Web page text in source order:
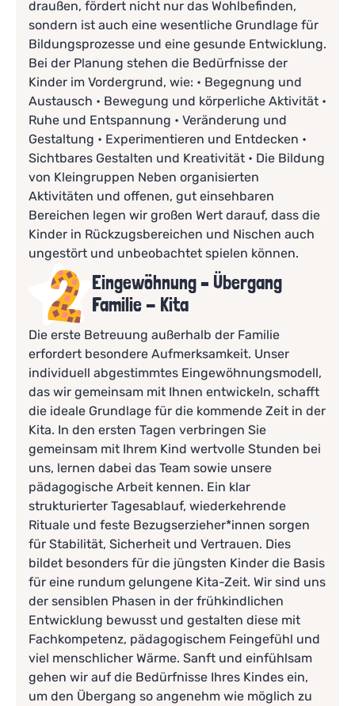
draußen, fördert nicht nur das Wohlbefinden,
sondern ist auch eine wesentliche Grundlage für
Bildungsprozesse und eine gesunde Entwicklung.
Bei der Planung stehen die Bedürfnisse der
Kinder im Vordergrund, wie: • Begegnung und
Austausch • Bewegung und körperliche Aktivität •
Ruhe und Entspannung • Veränderung und
Gestaltung • Experimentieren und Entdecken •
Sichtbares Gestalten und Kreativität • Die Bildung
von Kleingruppen Neben organisierten
Aktivitäten und offenen, gut einsehbaren
Bereichen legen wir großen Wert darauf, dass die
Kinder in Rückzugsbereichen und Nischen auch
ungestört und unbeobachtet spielen können.
Eingewöhnung – Übergang
Familie - Kita
Die erste Betreuung außerhalb der Familie
erfordert besondere Aufmerksamkeit. Unser
individuell abgestimmtes Eingewöhnungsmodell,
das wir gemeinsam mit Ihnen entwickeln, schafft
die ideale Grundlage für die kommende Zeit in der
Kita. In den ersten Tagen verbringen Sie
gemeinsam mit Ihrem Kind wertvolle Stunden bei
uns, lernen dabei das Team sowie unsere
pädagogische Arbeit kennen. Ein klar
strukturierter Tagesablauf, wiederkehrende
Rituale und feste Bezugserzieher*innen sorgen
für Stabilität, Sicherheit und Vertrauen. Dies
bildet besonders für die jüngsten Kinder die Basis
für eine rundum gelungene Kita-Zeit. Wir sind uns
der sensiblen Phasen in der frühkindlichen
Entwicklung bewusst und gestalten diese mit
Fachkompetenz, pädagogischem Feingefühl und
viel menschlicher Wärme. Sanft und einfühlsam
gehen wir auf die Bedürfnisse Ihres Kindes ein,
um den Übergang so angenehm wie möglich zu